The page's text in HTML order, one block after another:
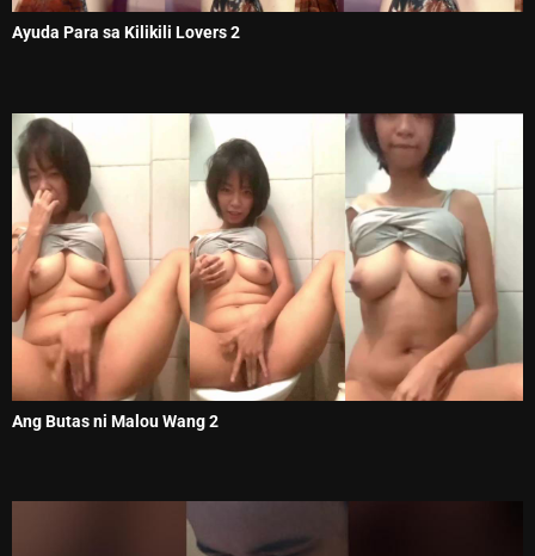
Ayuda Para sa Kilikili Lovers 2
Ang Butas ni Malou Wang 2